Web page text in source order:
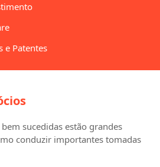
e Patentes
sucedidas estão grandes
conduzir importantes tomadas